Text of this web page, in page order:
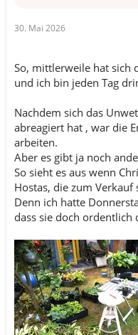
30. Mai 2026
So, mittlerweile hat sich
und ich bin jeden Tag
Nachdem sich das
abreagiert hat , war die
arbeiten.
Aber es gibt ja noch
So sieht es aus wenn
Hostas, die zum
Denn ich hatte
dass sie doch ordentlich